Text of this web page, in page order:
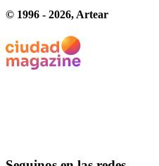
© 1996 - 2026, Artear